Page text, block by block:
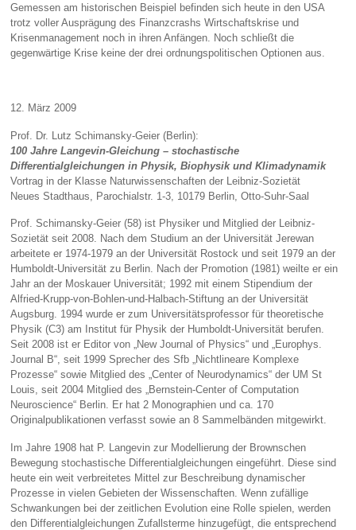
Gemessen am historischen Beispiel befinden sich heute in den USA
trotz voller Ausprägung des Finanzcrashs Wirtschaftskrise und
Krisenmanagement noch in ihren Anfängen. Noch schließt die
gegenwärtige Krise keine der drei ordnungspolitischen Optionen aus.
12. März 2009
Prof. Dr. Lutz Schimansky-Geier (Berlin):
100 Jahre Langevin-Gleichung – stochastische
Differentialgleichungen in Physik, Biophysik und Klimadynamik
Vortrag in der Klasse Naturwissenschaften der Leibniz-Sozietät
Neues Stadthaus, Parochialstr. 1-3, 10179 Berlin, Otto-Suhr-Saal
Prof. Schimansky-Geier (58) ist Physiker und Mitglied der Leibniz-
Sozietät seit 2008. Nach dem Studium an der Universität Jerewan
arbeitete er 1974-1979 an der Universität Rostock und seit 1979 an der
Humboldt-Universität zu Berlin. Nach der Promotion (1981) weilte er ein
Jahr an der Moskauer Universität; 1992 mit einem Stipendium der
Alfried-Krupp-von-Bohlen-und-Halbach-Stiftung an der Universität
Augsburg. 1994 wurde er zum Universitätsprofessor für theoretische
Physik (C3) am Institut für Physik der Humboldt-Universität berufen.
Seit 2008 ist er Editor von „New Journal of Physics“ und „Europhys.
Journal B“, seit 1999 Sprecher des Sfb „Nichtlineare Komplexe
Prozesse“ sowie Mitglied des „Center of Neurodynamics“ der UM St
Louis, seit 2004 Mitglied des „Bernstein-Center of Computation
Neuroscience“ Berlin. Er hat 2 Monographien und ca. 170
Originalpublikationen verfasst sowie an 8 Sammelbänden mitgewirkt.
Im Jahre 1908 hat P. Langevin zur Modellierung der Brownschen
Bewegung stochastische Differentialgleichungen eingeführt. Diese sind
heute ein weit verbreitetes Mittel zur Beschreibung dynamischer
Prozesse in vielen Gebieten der Wissenschaften. Wenn zufällige
Schwankungen bei der zeitlichen Evolution eine Rolle spielen, werden
den Differentialgleichungen Zufallsterme hinzugefügt, die entsprechend